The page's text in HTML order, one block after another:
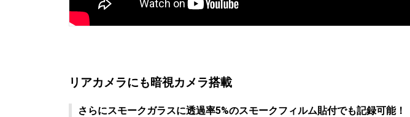
リアカメラにも暗視カメラ搭載
さらにスモークガラスに透過率5%のスモークフィルム貼付でも記録可能！